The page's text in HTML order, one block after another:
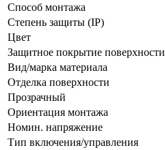
Способ монтажа
Степень защиты (IP)
Цвет
Защитное покрытие поверхности
Вид/марка материала
Отделка поверхности
Прозрачный
Ориентация монтажа
Номин. напряжение
Тип включения/управления